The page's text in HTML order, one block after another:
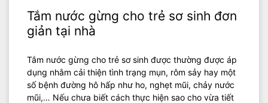
Tắm nước gừng cho trẻ sơ sinh đơn
giản tại nhà
Tắm nước gừng cho trẻ sơ sinh được thường được áp
dụng nhằm cải thiện tình trạng mụn, rôm sảy hay một
số bệnh đường hô hấp như ho, nghẹt mũi, chảy nước
mũi,… Nếu chưa biết cách thực hiện sao cho vừa tiết